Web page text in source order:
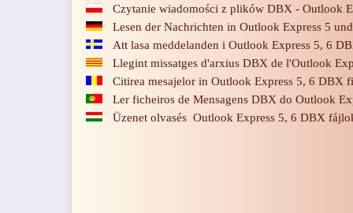
Czytanie wiadomości z plików DBX - Outlook
Lesen der Nachrichten in Outlook Express 5
Att lasa meddelanden i Outlook Express 5, 6
Llegint missatges d'arxius DBX de l'Outlook
Citirea mesajelor in Outlook Express 5, 6 DBX
Ler ficheiros de Mensagens DBX do Outlook
Üzenet olvasés Outlook Express 5, 6 DBX